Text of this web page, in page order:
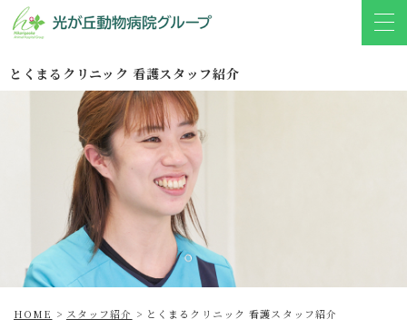
とくまるクリニック 看護スタッフ紹介
HOME > スタッフ紹介 > とくまるクリニック 看護スタッフ紹介